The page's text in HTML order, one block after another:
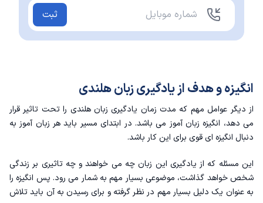
ثبت
انگیزه و هدف از یادگیری زبان هلندی
از دیگر عوامل مهم که مدت زمان یادگیری زبان هلندی را تحت تاثیر قرار
می دهد، انگیزه زبان آموز می باشد. در ابتدای مسیر باید هر زبان آموز به
دنبال انگیزه ای قوی برای این کار باشد.
این مسئله که از یادگیری این زبان چه می خواهند و چه تاثیری بر زندگی
شخص خواهد گذاشت، موضوعی بسیار مهم به شمار می رود. پس انگیزه را
به عنوان یک دلیل بسیار مهم در نظر گرفته و برای رسیدن به آن باید تلاش